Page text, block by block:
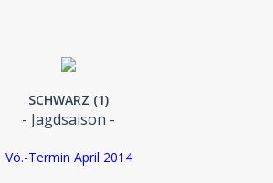
SCHWARZ (1)
- Jagdsaison -
Vö.-Termin April 2014